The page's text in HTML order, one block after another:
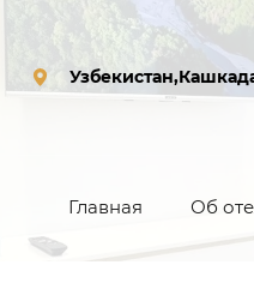
Главная Об